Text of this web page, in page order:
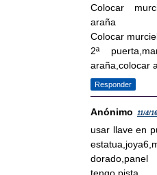
Colocar
araña
Colocar
2ª
araña,colocar
Responder
Anónimo 11/4/
usar llave en
tengo pista